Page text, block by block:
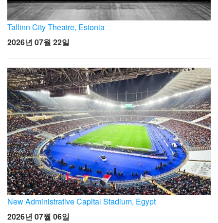
Tallinn City Theatre, Estonia
2026년 07월 22일
New Administrative Capital Stadium, Egypt
2026년 07월 06일